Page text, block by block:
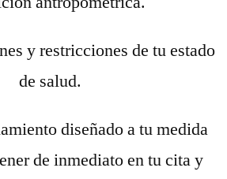
y restricciones de tu estado
de salud.
diseñado a tu medida
de inmediato en tu cita y